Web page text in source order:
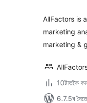
AllFactors is
marketing
marketing &
10টাতকৈ
6.7.5ৰ সৈতে